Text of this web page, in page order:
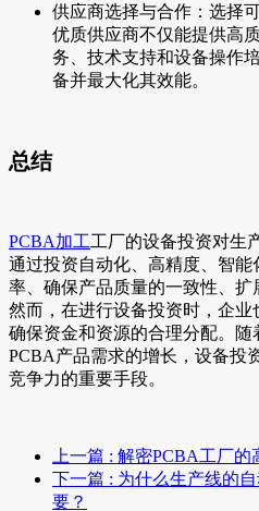
供应商选择与合作：选择
优质供应商不仅能提供高
务、技术支持和设备操作
备并最大化其效能。
总结
PCBA加工工厂的设备投资对生
通过投资自动化、高精度、智
率、确保产品质量的一致性、扩
然而，在进行设备投资时，企业
确保资金和资源的合理分配。
PCBA产品需求的增长，设备投
竞争力的重要手段。
上一篇 : 解密PCBA工厂的
下一篇 : 为什么生产线的
要？